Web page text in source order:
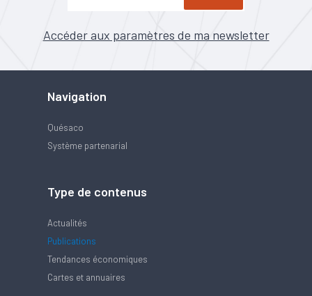
Accéder aux paramètres de ma newsletter
Navigation
Quésaco
Système partenarial
Type de contenus
Actualités
Publications
Tendances économiques
Cartes et annuaires